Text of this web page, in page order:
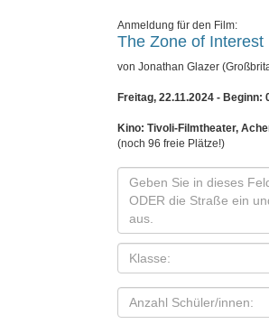
Anmeldung für den Film:
The Zone of Interest
von Jonathan Glazer
Freitag, 22.11.2024 - Beginn:
Kino: Tivoli-Filmtheater,
(noch 96 freie Plätze!)